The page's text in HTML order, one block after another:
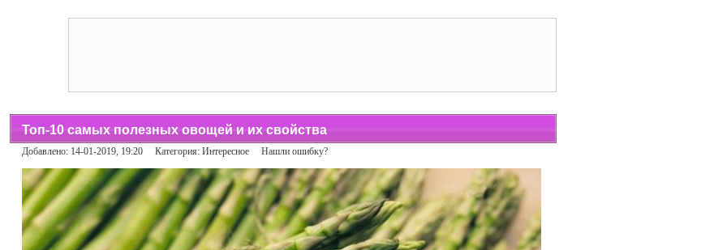
Топ-10 самых полезных овощей и их свойства
Добавлено: 14-01-2019, 19:20 Категория: Интересное Нашли ошибку?